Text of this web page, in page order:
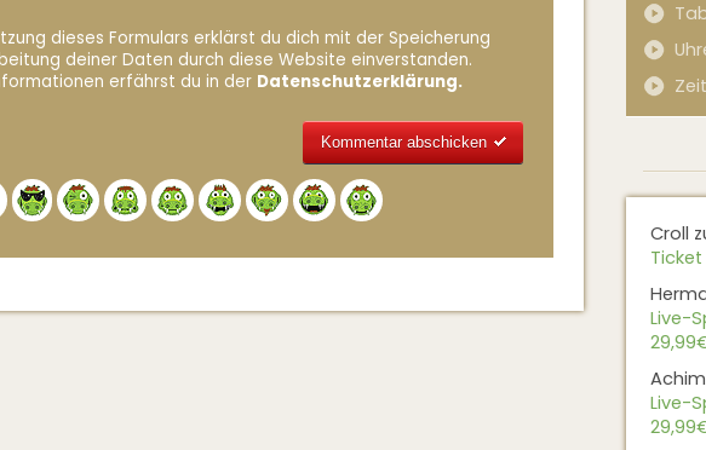
dieses Formulars erklärst du dich mit der Speicherung
deiner Daten durch diese Website einverstanden.
erfährst du in der Datenschutzerklärung.
Croll
Live-
Live-